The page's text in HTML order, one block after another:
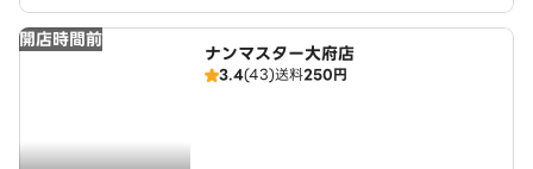
開店時間前
ナンマスター大府店
3.4(43)送料250円